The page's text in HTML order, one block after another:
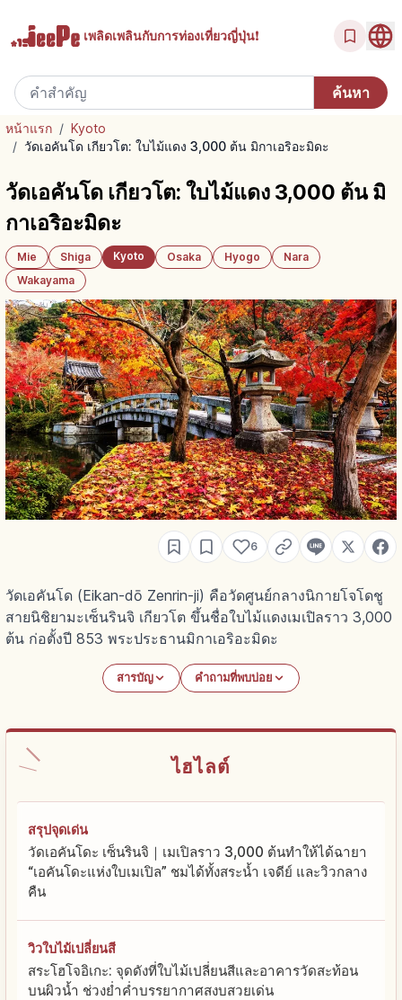
เพลิดเพลินกับการท่องเที่ยวญี่ปุ่น!
หน้าแรก / Kyoto
/ วัดเอคันโด เกียวโต: ใบไม้แดง 3,000 ต้น มิกาเอริอะมิดะ
วัดเอคันโด เกียวโต: ใบไม้แดง 3,000 ต้น มิ
กาเอริอะมิดะ
Mie Shiga Kyoto Osaka Hyogo
Nara
Wakayama
6
วัดเอคันโด (Eikan-dō Zenrin-ji) คือวัดศูนย์กลางนิกายโจโดชู
สายนิชิยามะเซ็นรินจิ เกียวโต ขึ้นชื่อใบไม้แดงเมเปิลราว 3,000
ต้น ก่อตั้งปี 853 พระประธานมิกาเอริอะมิดะ
สารบัญ คำถามที่พบบ่อย
ไฮไลต์
สรุปจุดเด่น
วัดเอคันโดะ เซ็นรินจิ｜เมเปิลราว 3,000 ต้นทำให้ได้ฉายา
“เอคันโดะแห่งใบเมเปิล” ชมได้ทั้งสระน้ำ เจดีย์ และวิวกลาง
คืน
วิวใบไม้เปลี่ยนสี
สระโฮโจอิเกะ: จุดดังที่ใบไม้เปลี่ยนสีและอาคารวัดสะท้อน
บนผิวน้ำ ช่วงย่ำค่ำบรรยากาศสงบสวยเด่น